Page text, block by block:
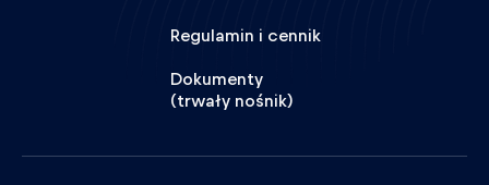
Regulamin i cennik
Dokumenty
(trwały nośnik)